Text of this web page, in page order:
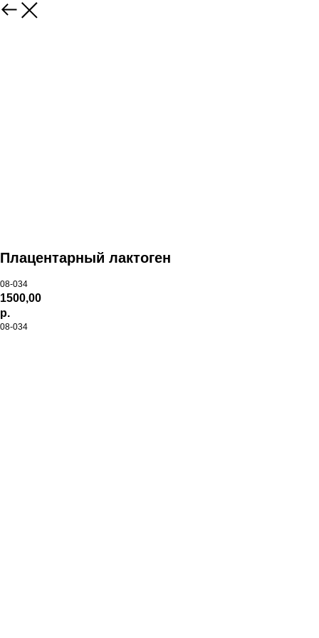
Плацентарный лактоген
08-034
1500,00
р.
08-034